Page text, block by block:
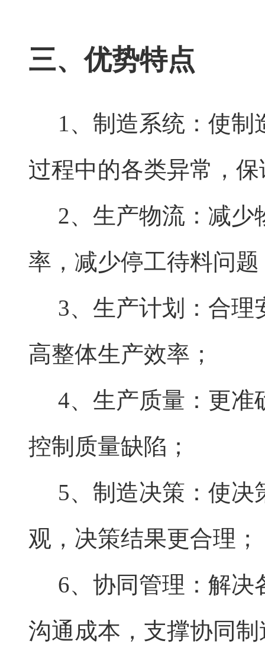
三、优势特点
1、制造系统：使制
过程中的各类异常，
2、生产物流：减少
率，减少停工待料问题
3、生产计划：合理
高整体生产效率；
4、生产质量：更准
控制质量缺陷；
5、制造决策：使决
观，决策结果更合理；
6、协同管理：解决
沟通成本，支撑协同制